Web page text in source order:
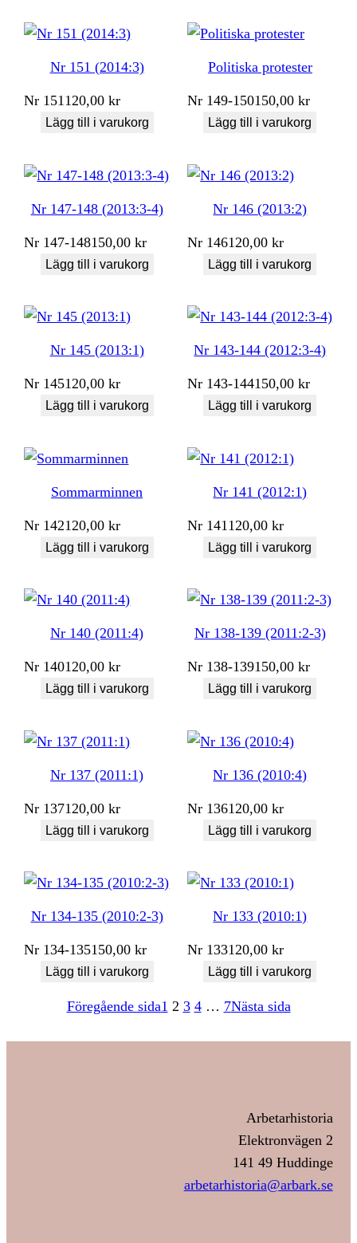
Nr 151 (2014:3)
Nr 151120,00kr
Lägg till i varukorg
Politiska protester
Nr 149-150150,00kr
Lägg till i varukorg
Nr 147-148 (2013:3-4)
Nr 147-148150,00kr
Lägg till i varukorg
Nr 146 (2013:2)
Nr 146120,00kr
Lägg till i varukorg
Nr 145 (2013:1)
Nr 145120,00kr
Lägg till i varukorg
Nr 143-144 (2012:3-4)
Nr 143-144150,00kr
Lägg till i varukorg
Sommarminnen
Nr 142120,00kr
Lägg till i varukorg
Nr 141 (2012:1)
Nr 141 120,00kr
Lägg till i varukorg
Nr 140 (2011:4)
Nr 140120,00kr
Lägg till i varukorg
Nr 138-139 (2011:2-3)
Nr 138-139150,00kr
Lägg till i varukorg
Nr 137 (2011:1)
Nr 137120,00kr
Lägg till i varukorg
Nr 136 (2010:4)
Nr 136120,00kr
Lägg till i varukorg
Nr 134-135 (2010:2-3)
Nr 134-135150,00kr
Lägg till i varukorg
Nr 133 (2010:1)
Nr 133120,00kr
Lägg till i varukorg
Föregående sida1 2 3 4 … 7Nästa sida
Arbetarhistoria
Elektronvägen 2
141 49 Huddinge
arbetarhistoria@arbark.se